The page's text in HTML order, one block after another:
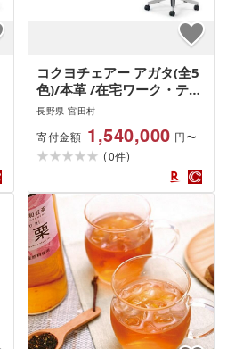
コクヨチェアー アガタ(全5
色)/本革 /在宅ワーク・テレ
ワークにお勧めの椅子
長野県 宮田村
寄付金額 1,540,000 円〜
(0件)